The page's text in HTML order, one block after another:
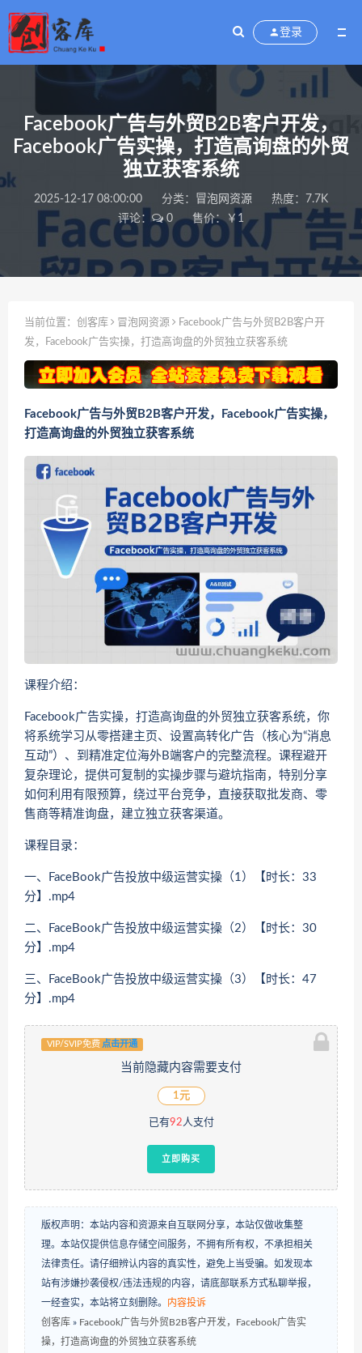
登录
Facebook广告与外贸B2B客户开发，
Facebook广告实操，打造高询盘的外贸
独立获客系统
2025-12-17 08:00:00 分类： 冒泡网资源
热度：7.7K
评论：
0 售价：￥1
当前位置： 创客库 冒泡网资源
Facebook广告与外贸B2B客户开
发，Facebook广告实操，打造高询盘的外贸独立获客系统
Facebook广告与外贸B2B客户开发，Facebook广告实操，
打造高询盘的外贸独立获客系统
课程介绍：
Facebook广告实操，打造高询盘的外贸独立获客系统，你
将系统学习从零搭建主页、设置高转化广告（核心为“消息
互动”）、到精准定位海外B端客户的完整流程。课程避开
复杂理论，提供可复制的实操步骤与避坑指南，特别分享
如何利用有限预算，绕过平台竞争，直接获取批发商、零
售商等精准询盘，建立独立获客渠道。
课程目录：
一、FaceBook广告投放中级运营实操（1）【时长：33
分】.mp4
二、FaceBook广告投放中级运营实操（2）【时长：30
分】.mp4
三、FaceBook广告投放中级运营实操（3）【时长：47
分】.mp4
VIP/SVIP免费 点击开通
当前隐藏内容需要支付
1元
已有92 人支付
立即购买
版权声明：本站内容和资源来自互联网分享，本站仅做收集整
理。本站仅提供信息存储空间服务，不拥有所有权，不承担相关
法律责任。请仔细辨认内容的真实性，避免上当受骗。如发现本
站有涉嫌抄袭侵权/违法违规的内容，请底部联系方式私聊举报，
一经查实，本站将立刻删除。 内容投诉
创客库 » Facebook广告与外贸B2B客户开发，Facebook广告实
操，打造高询盘的外贸独立获客系统